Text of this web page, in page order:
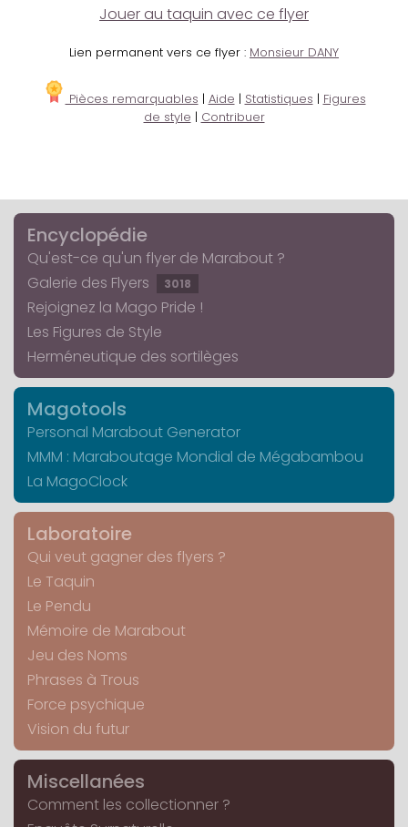
Jouer au taquin avec ce flyer
Lien permanent vers ce flyer : Monsieur DANY
Pièces remarquables | Aide | Statistiques | Figures
de style | Contribuer
Encyclopédie
Qu'est-ce qu'un flyer de Marabout ?
Galerie des Flyers
3018
Rejoignez la Mago Pride !
Les Figures de Style
Herméneutique des sortilèges
Magotools
Personal Marabout Generator
MMM : Maraboutage Mondial de Mégabambou
La MagoClock
Laboratoire
Qui veut gagner des flyers ?
Le Taquin
Le Pendu
Mémoire de Marabout
Jeu des Noms
Phrases à Trous
Force psychique
Vision du futur
Miscellanées
Comment les collectionner ?